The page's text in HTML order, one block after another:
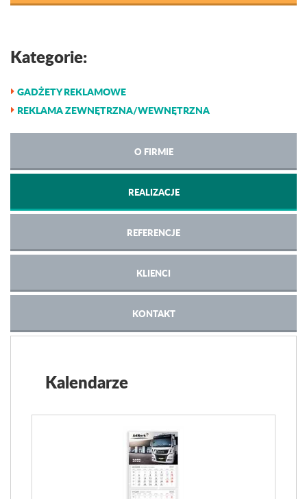
Kategorie:
GADŻETY REKLAMOWE
REKLAMA ZEWNĘTRZNA/WEWNĘTRZNA
O FIRMIE
REALIZACJE
REFERENCJE
KLIENCI
KONTAKT
Kalendarze